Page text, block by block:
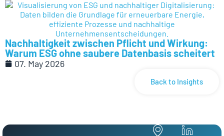
Nachhaltigkeit zwischen Pflicht und Wirkung:
Warum ESG ohne saubere Datenbasis scheitert
07. May 2026
Back to Insights